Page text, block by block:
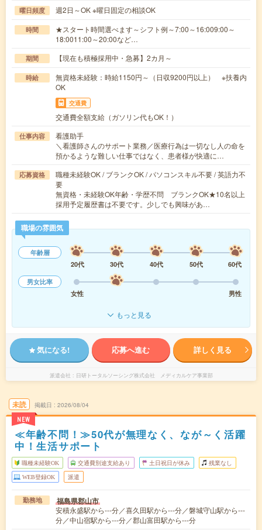
曜日頻度 週2日～OK ※曜日固定の相談OK
時間
★スタート時間選べます～シフト例～7:00～16:009:00～
18:0011:00～20:00など…
期間 【現在も積極採用中・急募】2カ月～
時給
無資格未経験：時給1150円～（日収9200円以上） ※扶養内
OK
交通費
交通費全額支給（ガソリン代もOK！）
仕事内容
看護助手
＼看護師さんのサポート業務／医療行為は一切なし人の命を
預かるような難しい仕事ではなく、患者様が快適に…
応募資格
職種未経験OK / ブランクOK / パソコンスキル不要 / 英語力不
要
無資格・未経験OK年齢・学歴不問 ブランクOK★10名以上
採用予定履歴書は不要です。少しでも興味があ…
職場の雰囲気
年齢層
20代
30代 40代 50代
60代
男女比率
女性
男性
もっと見る
気になる! 応募へ進む 詳しく見る
派遣会社 日研トータルソーシング株式会社 メディカルケア事業部
未読
NEW
掲載日 2026/08/04
≪年齢不問！≫50代が無理なく、なが～く活躍
中！生活サポート
職種未経験OK 交通費別途支給あり 土日祝日が休み 残業なし
WEB登録OK 派遣
勤務地 福島県郡山市
安積永盛駅から---分／喜久田駅から---分／磐城守山駅から---
分／中山宿駅から---分／郡山富田駅から---分